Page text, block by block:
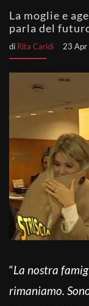
La moglie e
parla del
di Rita Caridi 23
“La nostra
rimaniamo.